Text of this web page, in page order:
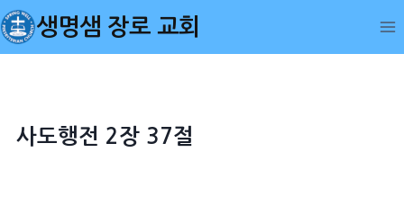
Skip
to
content
생명샘 장로 교회
사도행전 2장 37절